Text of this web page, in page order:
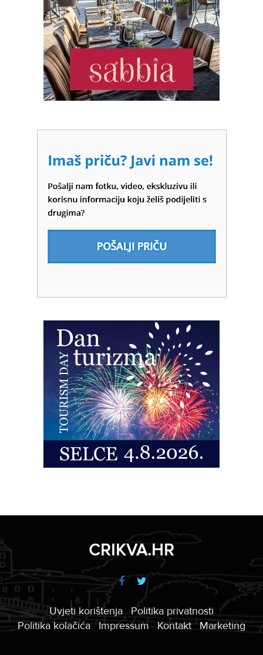
CRIKVA.HR
Uvjeti korištenja
Politika privatnosti
Politika kolačića
Impressum Kontakt Marketing